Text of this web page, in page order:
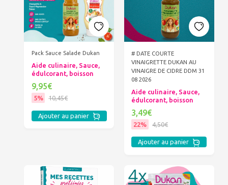
Pack Sauce Salade Dukan
Aide culinaire, Sauce,
édulcorant, boisson
9,95€
5% 10,45€
Ajouter au panier
# DATE COURTE
VINAIGRETTE DUKAN AU
VINAIGRE DE CIDRE DDM 31
08 2026
Aide culinaire, Sauce,
édulcorant, boisson
3,49€
22% 4,50€
Ajouter au panier